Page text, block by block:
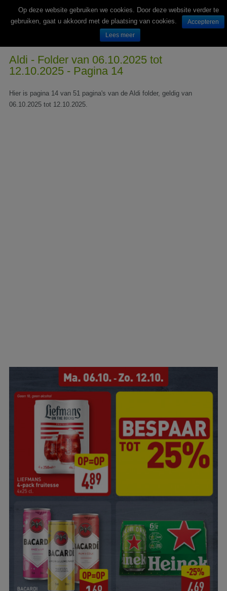
Wekelijks nieuwe folders van Nederlandse supermarkten en winkels
Aldi - Folder van 06.10.2025 tot
12.10.2025 - Pagina 14
Hier is pagina 14 van 51 pagina's van de Aldi folder, geldig van
06.10.2025 tot 12.10.2025.
Op deze website gebruiken we cookies. Door deze website verder te
gebruiken, gaat u akkoord met de plaatsing van cookies.
Accepteren
Lees meer